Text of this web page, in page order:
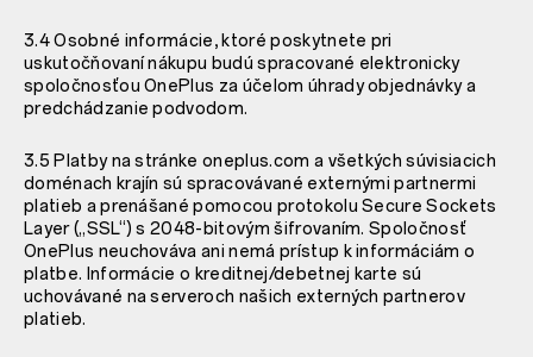
3.4 Osobné informácie, ktoré poskytnete pri
uskutočňovaní nákupu budú spracované elektronicky
spoločnosťou OnePlus za účelom úhrady objednávky a
predchádzanie podvodom.
3.5 Platby na stránke oneplus.com a všetkých súvisiacich
doménach krajín sú spracovávané externými partnermi
platieb a prenášané pomocou protokolu Secure Sockets
Layer („SSL“) s 2048-bitovým šifrovaním. Spoločnosť
OnePlus neuchováva ani nemá prístup k informáciám o
platbe. Informácie o kreditnej/debetnej karte sú
uchovávané na serveroch našich externých partnerov
platieb.